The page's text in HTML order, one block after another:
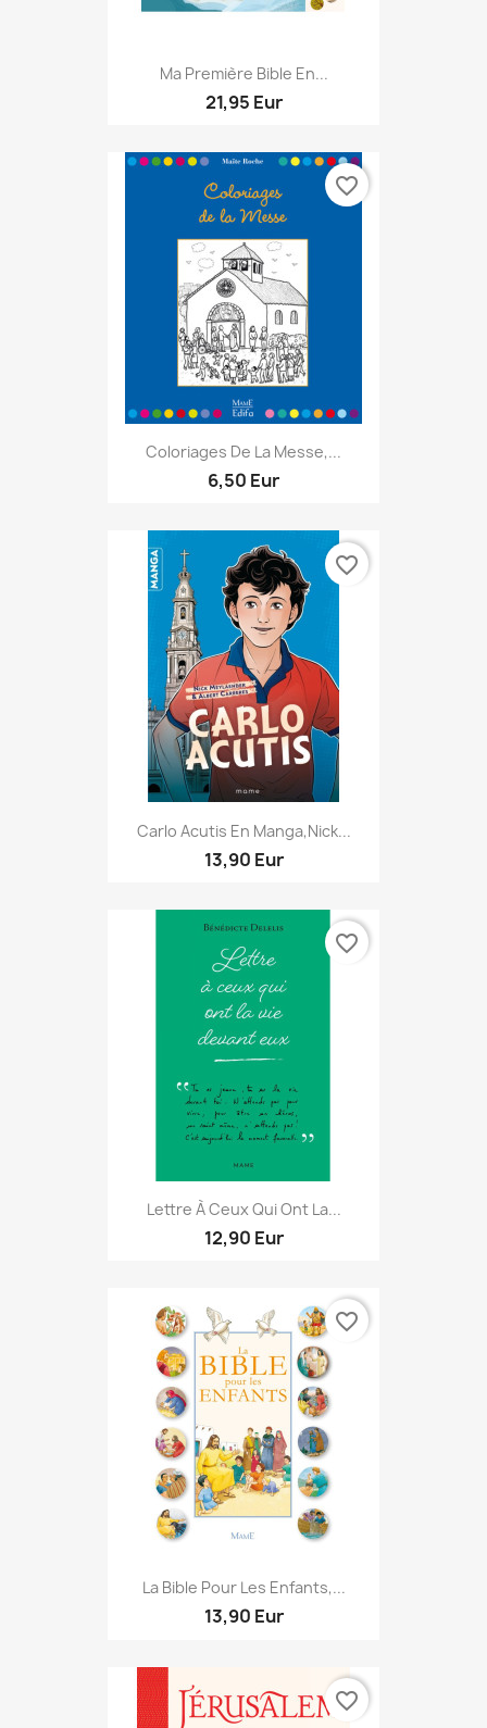
Ma Première Bible En...
21,95 Eur
Coloriages De La Messe,...
6,50 Eur
favorite_border
Carlo Acutis En Manga,Nick...
13,90 Eur
favorite_border
Lettre À Ceux Qui Ont La...
12,90 Eur
favorite_border
La Bible Pour Les Enfants,...
13,90 Eur
favorite_border
favorite_border